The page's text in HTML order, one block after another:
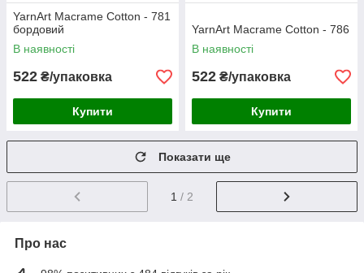
YarnArt Macrame Cotton - 781
бордовий
В наявності
522 ₴/упаковка
Купити
YarnArt Macrame Cotton - 786
В наявності
522 ₴/упаковка
Купити
Показати ще
1 / 2
Про нас